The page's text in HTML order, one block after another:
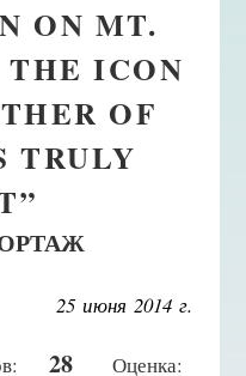
ON MT.
ICON
OF
TRULY
25 июня 2014 г.
28 Оценка: